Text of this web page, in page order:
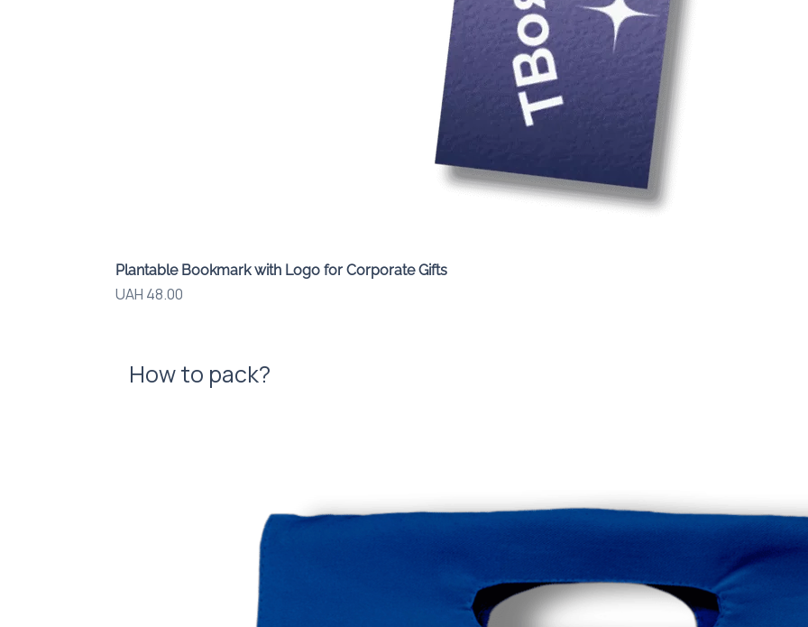
Plantable Bookmark with Logo for Corporate Gifts
Price
UAH 48.00
How to pack?